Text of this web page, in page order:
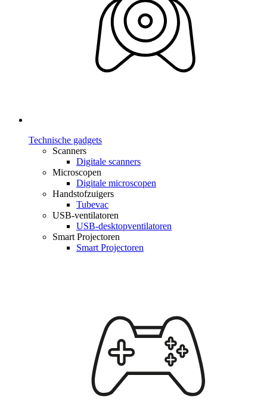
Technische gadgets
Scanners
Digitale scanners
Microscopen
Digitale microscopen
Handstofzuigers
Tubevac
USB-ventilatoren
USB-desktopventilatoren
Smart Projectoren
Smart Projectoren